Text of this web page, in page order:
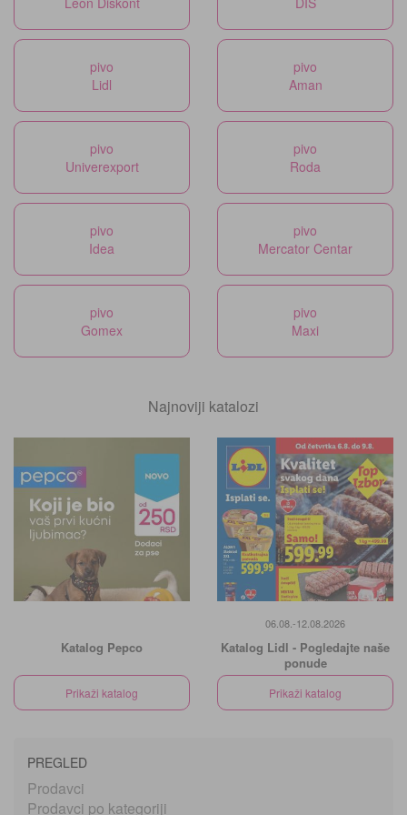
pivo
Lidl
pivo
Aman
pivo
Univerexport
pivo
Roda
pivo
Idea
pivo
Mercator Centar
pivo
Gomex
pivo
Maxi
Najnoviji katalozi
Katalog Pepco
Prikaži katalog
06.08.-12.08.2026
Katalog Lidl - Pogledajte naše
ponude
Prikaži katalog
PREGLED
Prodavci
Prodavci po kategoriji